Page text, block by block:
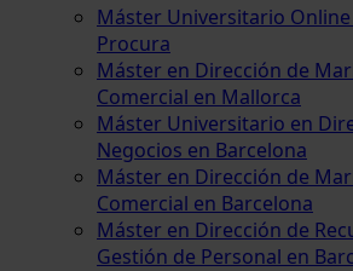
Máster Universitario
Procura
Máster en Dirección de
Comercial en Mallorca
Máster Universitario en
Negocios en Barcelona
Máster en Dirección de
Comercial en Barcelona
Máster en Dirección de
Gestión de Personal en